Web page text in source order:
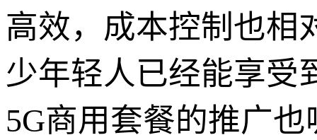
高效，成本控制也相
少年轻人已经能享受
5G商用套餐的推广